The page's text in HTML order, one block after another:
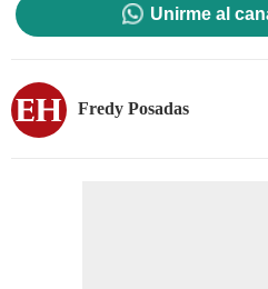
Unirme al
Fredy Posadas